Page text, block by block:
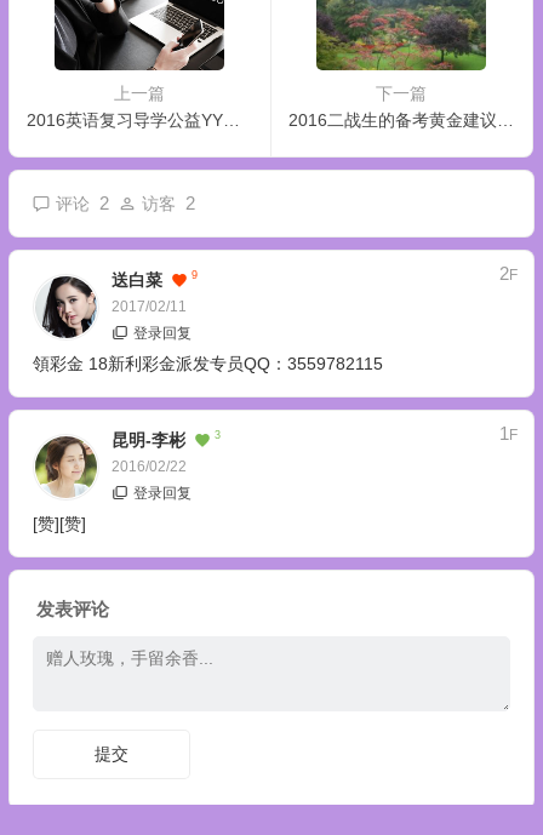
上一篇
2016英语复习导学公益YY课程
下一篇
2016二战生的备考黄金建议第二集
评论 2 访客 2
送白菜 9
2017/02/11
2F
登录回复
領彩金 18新利彩金派发专员QQ：3559782115
昆明-李彬 3
2016/02/22
1 F
登录回复
[赞][赞]
发表评论